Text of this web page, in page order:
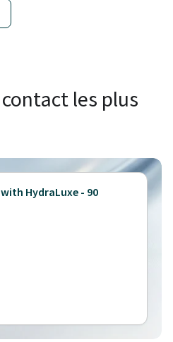
les plus
with HydraLuxe - 90